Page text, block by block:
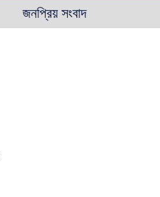
জনপ্রিয় সংবাদ